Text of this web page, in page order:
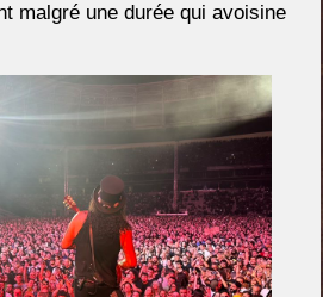
malgré une durée qui avoisine